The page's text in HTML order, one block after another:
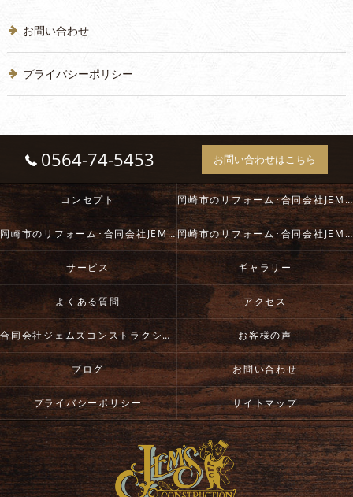
お問い合わせ
プライバシーポリシー
0564-74-5453 お問い合わせはこちら
コンセプト 岡崎市のリフォーム･合同会社JEM`S constructionの口コミ情報
岡崎市のリフォーム･合同会社JEM`S constructionの評判 岡崎市のリフォーム･合同会社JEM`S constructionのお客様の声
サービス ギャラリー
よくある質問 アクセス
合同会社ジェムズコンストラクション お客様の声
ブログ お問い合わせ
プライバシーポリシー サイトマップ